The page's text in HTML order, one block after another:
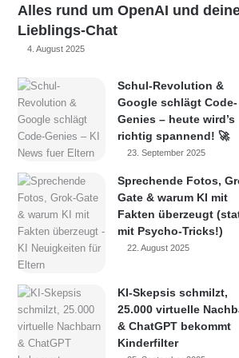
Alles rund um OpenAI und
Lieblings-Chat
4. August 2025
Schul-Revolution &
Google schlägt Code-
Genies – heute wird’s
richtig spannend! 🚀
23. September 2025
Sprechende Fotos,
Gate & warum KI mit
Fakten überzeugt
mit Psycho-Tricks!)
22. August 2025
KI-Skepsis schmilzt,
25.000 virtuelle
& ChatGPT bekommt
Kinderfilter